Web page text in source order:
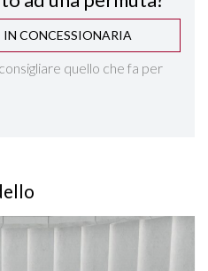
360°
CONCESSIONARIA
quello che fa per